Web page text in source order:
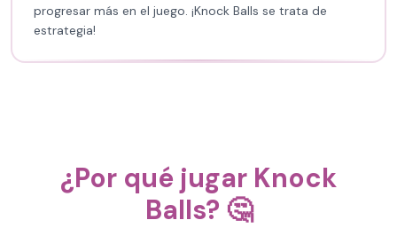
progresar más en el juego. ¡Knock Balls se trata de
estrategia!
¿Por qué jugar Knock
Balls? 🤔